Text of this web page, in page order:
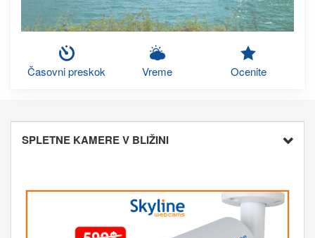
Časovni preskok Vreme Ocenite
SPLETNE KAMERE V BLIŽINI